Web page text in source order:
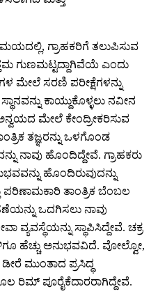
ಗ್ರಾಹಕರಿಗೆ ತಲುಪಿಸುವ
ಗುಣಮಟ್ಟದ್ದಾಗಿವೆಯೆ ಎಂದು
ಮೇಲೆ ಸರಣಿ ಪರೀಕ್ಷೆಗಳನ್ನು
ಕಾಯ್ದುಕೊಳ್ಳಲು ನವೀನ
ಮೇಲೆ ಕೇಂದ್ರೀಕರಿಸುವ
ತಜ್ಞರನ್ನು ಒಳಗೊಂಡ
ನಾವು ಹೊಂದಿದ್ದೇವೆ. ಗ್ರಾಹಕರು
ಹೊಂದಿರುವುದನ್ನು
ಪರಿಣಾಮಕಾರಿ ತಾಂತ್ರಿಕ ಬೆಂಬಲ
ಒದಗಿಸಲು ನಾವು
ಸ್ಥಾಪಿಸಿದ್ದೇವೆ. ಚಕ್ರ
ಹೆಚ್ಚು ಅನುಭವವಿದೆ. ವೋಲ್ವೋ,
ಮುಂತಾದ ಪ್ರಸಿದ್ಧ
ರಿಮ್ ಪೂರೈಕೆದಾರರಾಗಿದ್ದೇವೆ.